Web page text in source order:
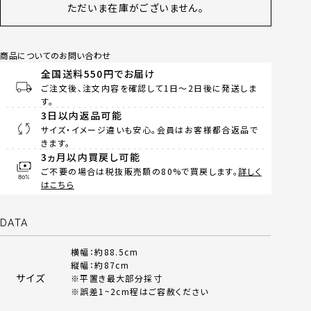
ただいま在庫がございません。
商品についてのお問い合わせ
全国送料550円でお届け
ご注文後、注文内容を確認して1日～2日後に発送しま
す。
3日以内返品可能
サイズ・イメージ違いも安心。会員はお客様都合返品で
きます。
3ヵ月以内買戻し可能
ご不要の場合は税抜販売額の80%で買戻します。詳しく
はこちら
DATA
サイズ
横幅：約88.5cm
縦幅：約87cm
※平置き最大部分採寸
※誤差1~2cm程はご容赦ください